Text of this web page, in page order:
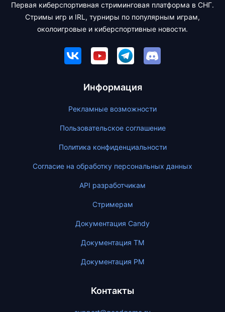
Первая киберспортивная стриминговая платформа в СНГ.
Стримы игр и IRL, турниры по популярным играм,
околоигровые и киберспортивные новости.
Информация
Рекламные возможности
Пользовательское соглашение
Политика конфиденциальности
Согласие на обработку персональных данных
API разработчикам
Стримерам
Документация Candy
Документация ТМ
Документация PM
Контакты